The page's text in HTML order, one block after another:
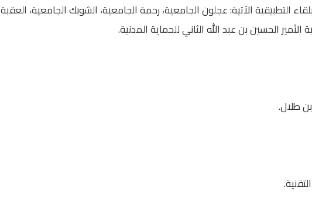
التطبيقية الآتية: عجلون الجامعية، رحمة الجامعية، الشوبك الجامعية، العقبة
الأمير الحسين بن عبد الله الثاني للحماية المدنية.
طلال.